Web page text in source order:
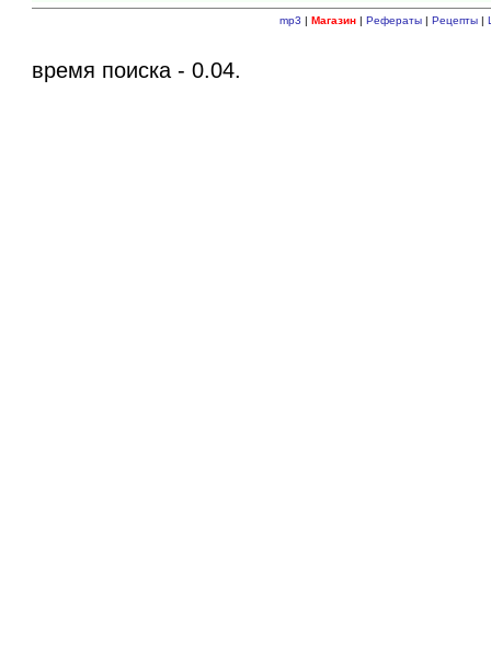
mp3 | Магазин| Рефераты| Рецепты|
время поиска - 0.04.